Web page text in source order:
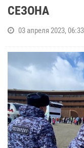
СЕЗОНА
03 апреля 2023, 06:33